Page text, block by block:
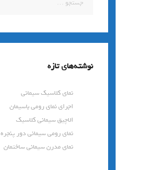
برای:
نوشته‌های تازه
نمای کلاسیک سیمانی
اجرای نمای رومی باسیمان
الاچیق سیمانی کلاسیک
نمای رومی سیمانی دور پنجره
نمای مدرن سیمانی ساختمان